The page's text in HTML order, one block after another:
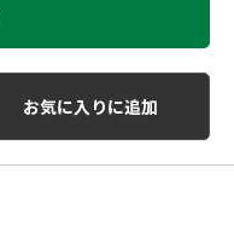
お気に入りに追加